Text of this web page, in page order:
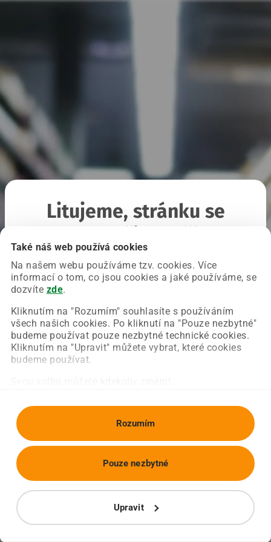
Také náš web používá cookies
Na našem webu používáme tzv. cookies. Více
informací o tom, co jsou cookies a jaké používáme, se
dozvíte zde.
Kliknutím na "Rozumím" souhlasíte s používáním
všech našich cookies. Po kliknutí na "Pouze nezbytné"
budeme používat pouze nezbytné technické cookies.
Kliknutím na "Upravit" můžete vybrat, které cookies
budeme používat.
Rozumím
Upravit
Pouze nezbytné
Litujeme, stránku se
Chyba nastala na naší straně a už ji opravujeme.
Zkuste prosím znovu načíst požadovanou stránku.
Obnovit stránku Úvodní strana